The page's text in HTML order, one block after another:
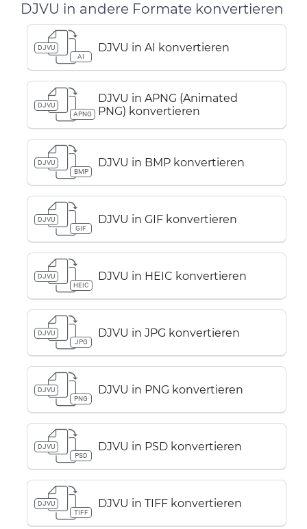
DJVU in andere Formate konvertieren
DJVU
AI
DJVU in AI konvertieren
DJVU
APNG
DJVU in APNG (Animated
PNG) konvertieren
DJVU
BMP
DJVU in BMP konvertieren
DJVU
GIF
DJVU in GIF konvertieren
DJVU
HEIC
DJVU in HEIC konvertieren
DJVU
JPG
DJVU in JPG konvertieren
DJVU
PNG
DJVU in PNG konvertieren
DJVU
PSD
DJVU in PSD konvertieren
DJVU
TIFF
DJVU in TIFF konvertieren